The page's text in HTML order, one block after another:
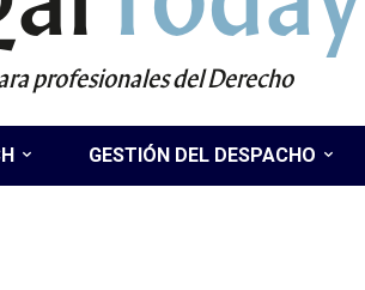
profesionales del Derecho
GESTIÓN DEL DESPACHO